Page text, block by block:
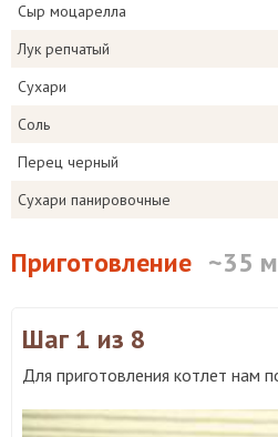
Сыр моцарелла
Лук репчатый
Сухари
Соль
Перец черный
Сухари панировочные
Приготовление ~35
Шаг 1 из 8
Для приготовления котлет нам